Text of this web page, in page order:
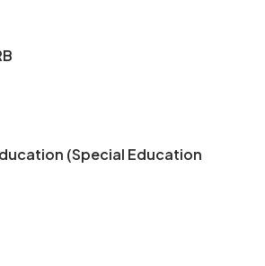
(Special Education